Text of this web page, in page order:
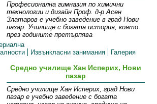
Професионална гимназия по химични
технологии и дизайн Проф. д-р Асен
Златаров е учебно заведение в град Нови
пазар. Училище с богата история, която
през годините претърпява
Извънкласни занимания Галерия
Средно училище Хан Исперих, Нови
пазар
Средно училище Хан Исперих, град Нови
пазар е учебно заведение с богата